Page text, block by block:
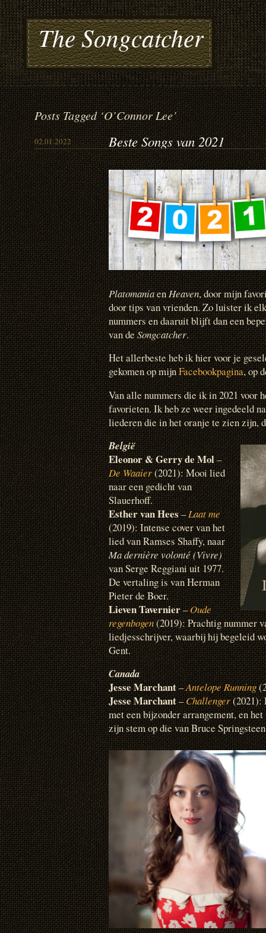
The Songcatcher
Posts Tagged ‘O’Connor Lee’
02.01.2022 Beste Songs van 2021
PlatomaniaenHeaven, door mijn
door tips van vrienden. Zo luister ik
nummers en daaruit blijft dan een
van deSongcatcher.
Het allerbeste heb ik hier voor je
gekomen op mijnFacebookpagina, op
Van alle nummers die ik in 2021 voor
favorieten. Ik heb ze weer ingedeeld
liederen die in het oranje te zien zijn,
België
Eleonor & Gerry de Mol–
De Waaier(2021): Mooi lied
naar een gedicht van
Slauerhoff.
Esther van Hees–Laat me
(2019): Intense cover van het
lied van Ramses Shaffy, naar
Ma dernière volonté (Vivre)
van Serge Reggiani uit 1977.
De vertaling is van Herman
Pieter de Boer.
Lieven Tavernier–Oude
regenbogen(2019): Prachtig nummer
liedjesschrijver, waarbij hij begeleid
Gent.
Canada
Jesse Marchant–Antelope Running
Jesse Marchant–Challenger(2021):
met een bijzonder arrangement, en
zijn stem op die van Bruce